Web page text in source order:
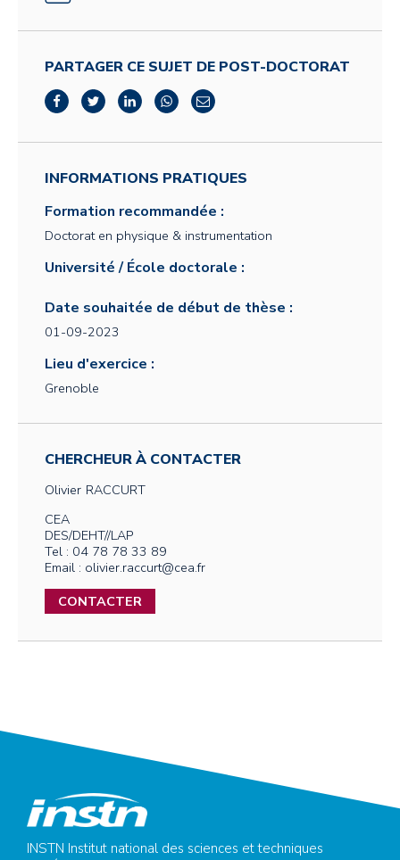
PARTAGER CE SUJET DE POST-DOCTORAT
INFORMATIONS PRATIQUES
Formation recommandée :
Doctorat en physique & instrumentation
Université / École doctorale :
Date souhaitée de début de thèse :
01-09-2023
Lieu d'exercice :
Grenoble
CHERCHEUR À CONTACTER
Olivier RACCURT
CEA
DES/DEHT//LAP
Tel : 04 78 78 33 89
Email : olivier.raccurt@cea.fr
CONTACTER
INSTN Institut national des sciences et techniques